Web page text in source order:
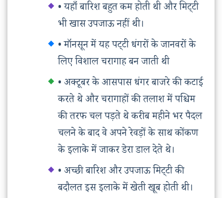
• यहाँ बारिश बहुत कम होती थी और मिट्‌टी
भी खास उपजाऊ नहीं थी।
• मॉनसून में यह पट्‌टी धंगरों के जानवरों के
लिए विशाल चरागाह बन जाती थी
• अक्टूबर के आसपास धंगर बाजरे की कटाई
करते थे और चरागाहों की तलाश में पश्चिम
की तरफ चल पड़ते थे करीब महीने भर पैदल
चलने के बाद वे अपने रेवड़ों के साथ कोंकण
के इलाके में जाकर डेरा डाल देते थे।
• अच्छी बारिश और उपजाऊ मिट्‌टी की
बदौलत इस इलाके में खेती खूब होती थी।